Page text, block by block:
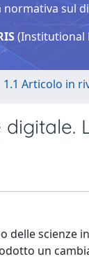
sul
(Institutional
1.1 Articolo in
delle
un